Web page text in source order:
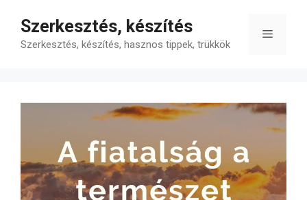
tartalomba
Szerkesztés, készítés
Szerkesztés, készítés, hasznos tippek, trükkök
Menü